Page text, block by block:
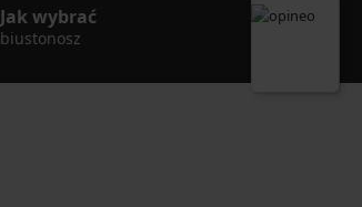
Jak wybrać
biustonosz